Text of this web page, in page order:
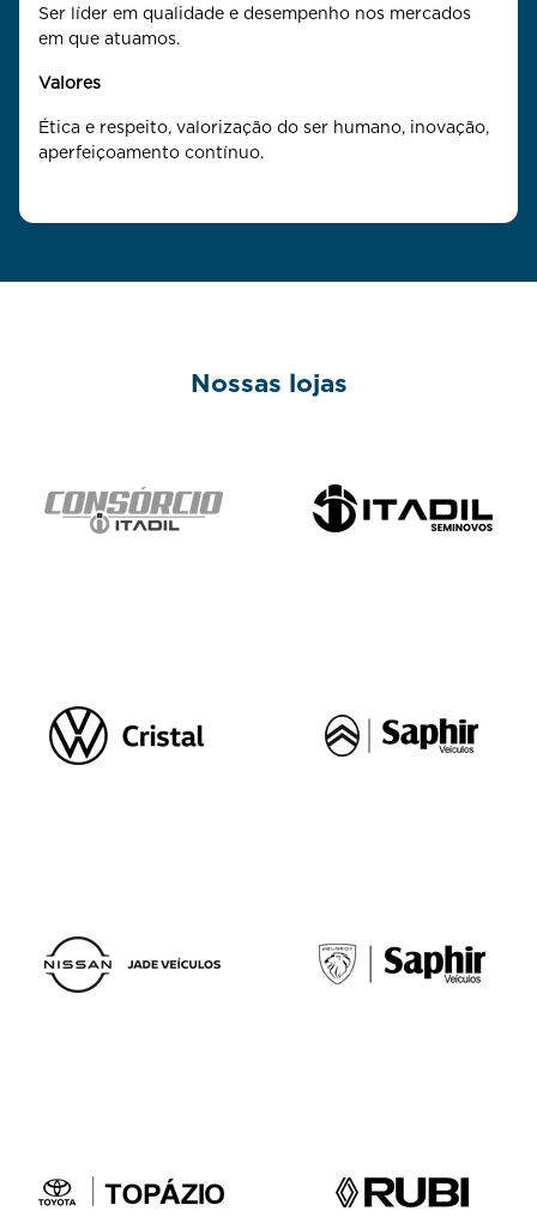
Ser líder em qualidade e desempenho nos mercados
em que atuamos.
Valores
Ética e respeito, valorização do ser humano, inovação,
aperfeiçoamento contínuo.
Nossas lojas